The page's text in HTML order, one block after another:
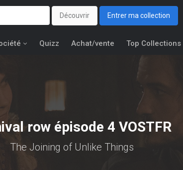
Découvrir Entrer ma collection
Quizz Achat/vente Top Collections
row épisode 4 VOSTFR
The Joining of Unlike Things